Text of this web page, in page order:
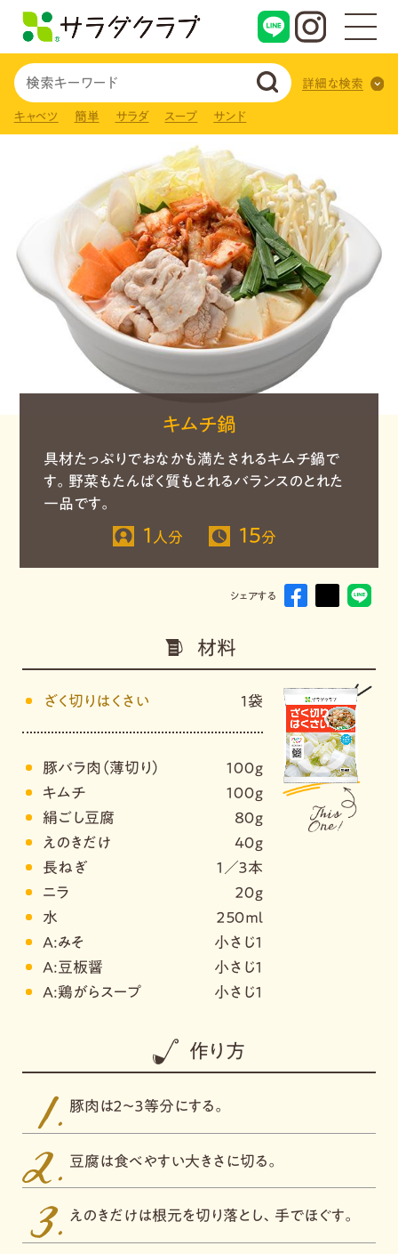
詳細な検索
キャベツ 簡単 サラダ スープ サンド
キムチ鍋
具材たっぷりでおなかも満たされるキムチ鍋で
す。野菜もたんぱく質もとれるバランスのとれた
一品です。
1 人分 15分
シェアする
材料
ざく切りはくさい 1袋
豚バラ肉（薄切り）
１００ｇ
キムチ
１００ｇ
絹ごし豆腐
８０ｇ
えのきだけ
４０ｇ
長ねぎ
１／３本
ニラ
２０ｇ
水
２５０ｍｌ
A:みそ
小さじ１
A:豆板醤
小さじ１
A:鶏がらスープ
小さじ１
作り方
豚肉は２～３等分にする。
豆腐は食べやすい大きさに切る。
えのきだけは根元を切り落とし、手でほぐす。